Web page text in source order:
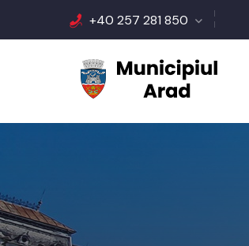
+40 257 281 850